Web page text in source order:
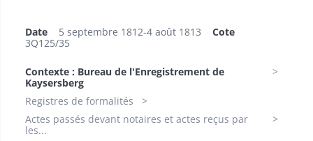
Date 5 septembre 1812-4 août 1813 Cote
3Q125/35
Contexte : Bureau de l'Enregistrement de
Kaysersberg
Registres de formalités
Actes passés devant notaires et actes reçus par
les...